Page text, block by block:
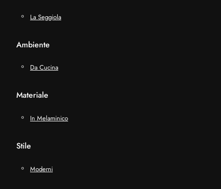
La Seggiola
Ambiente
Da Cucina
Materiale
In Melaminico
Stile
Moderni